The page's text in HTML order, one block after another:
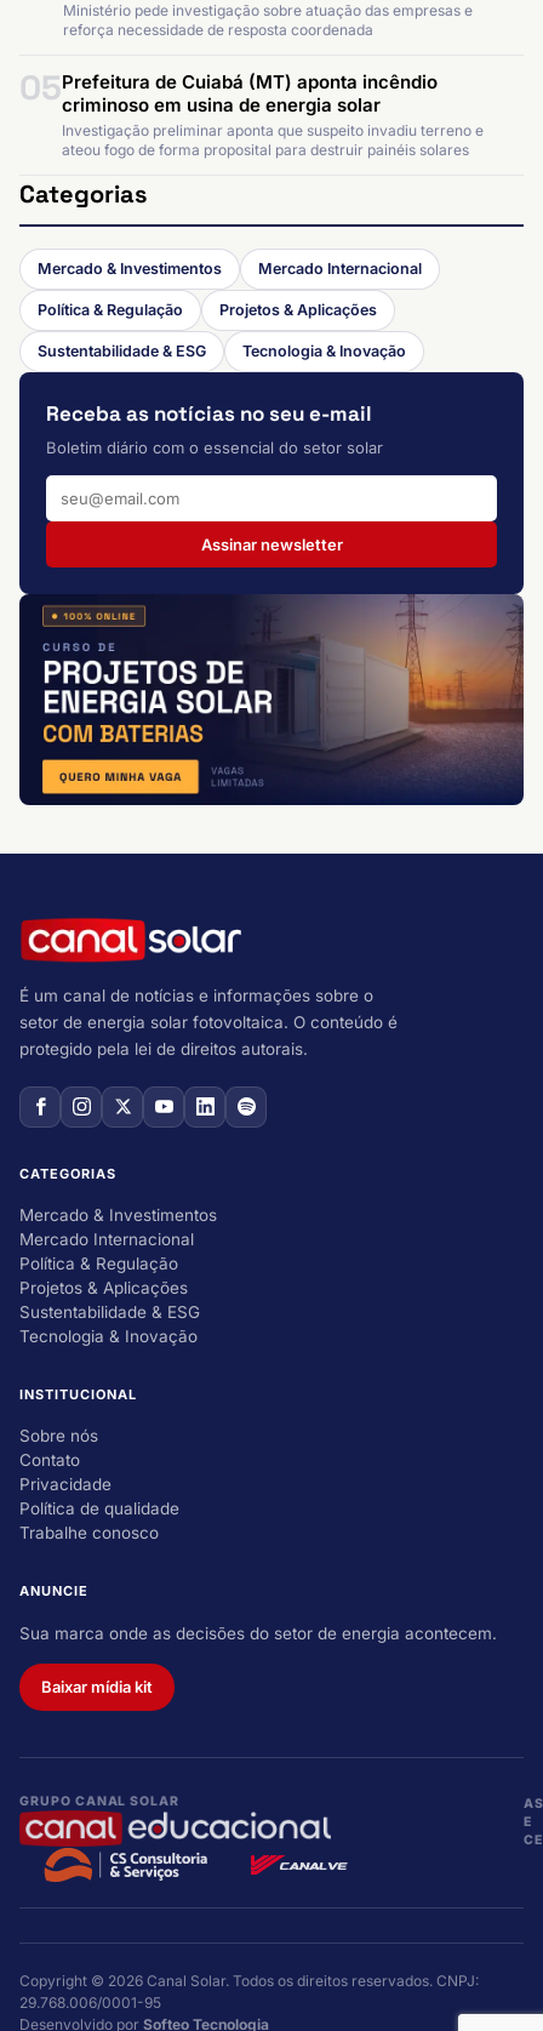
Ministério pede investigação sobre atuação das empresas e
reforça necessidade de resposta coordenada
05Prefeitura de Cuiabá (MT) aponta incêndio
criminoso em usina de energia solar
Investigação preliminar aponta que suspeito invadiu terreno e
ateou fogo de forma proposital para destruir painéis solares
Categorias
Mercado & Investimentos Mercado Internacional
Política & Regulação Projetos & Aplicações
Sustentabilidade & ESG Tecnologia & Inovação
Receba as notícias no seu e-mail
Boletim diário com o essencial do setor solar
Assinar newsletter
É um canal de notícias e informações sobre o
setor de energia solar fotovoltaica. O conteúdo é
protegido pela lei de direitos autorais.
CATEGORIAS
Mercado & Investimentos
Mercado Internacional
Política & Regulação
Projetos & Aplicações
Sustentabilidade & ESG
Tecnologia & Inovação
INSTITUCIONAL
Sobre nós
Contato
Privacidade
Política de qualidade
Trabalhe conosco
ANUNCIE
Sua marca onde as decisões do setor de energia acontecem.
Baixar mídia kit
GRUPO CANAL SOLAR
E
Copyright © 2026 Canal Solar. Todos os direitos reservados. CNPJ:
29.768.006/0001-95
Desenvolvido por Softeo Tecnologia